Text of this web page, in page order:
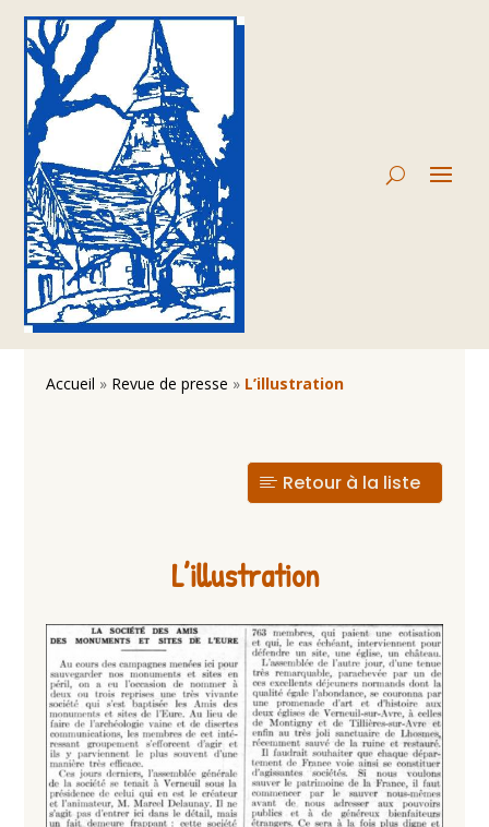
Accueil » Revue de presse » L’illustration
Retour à la liste
L’illustration